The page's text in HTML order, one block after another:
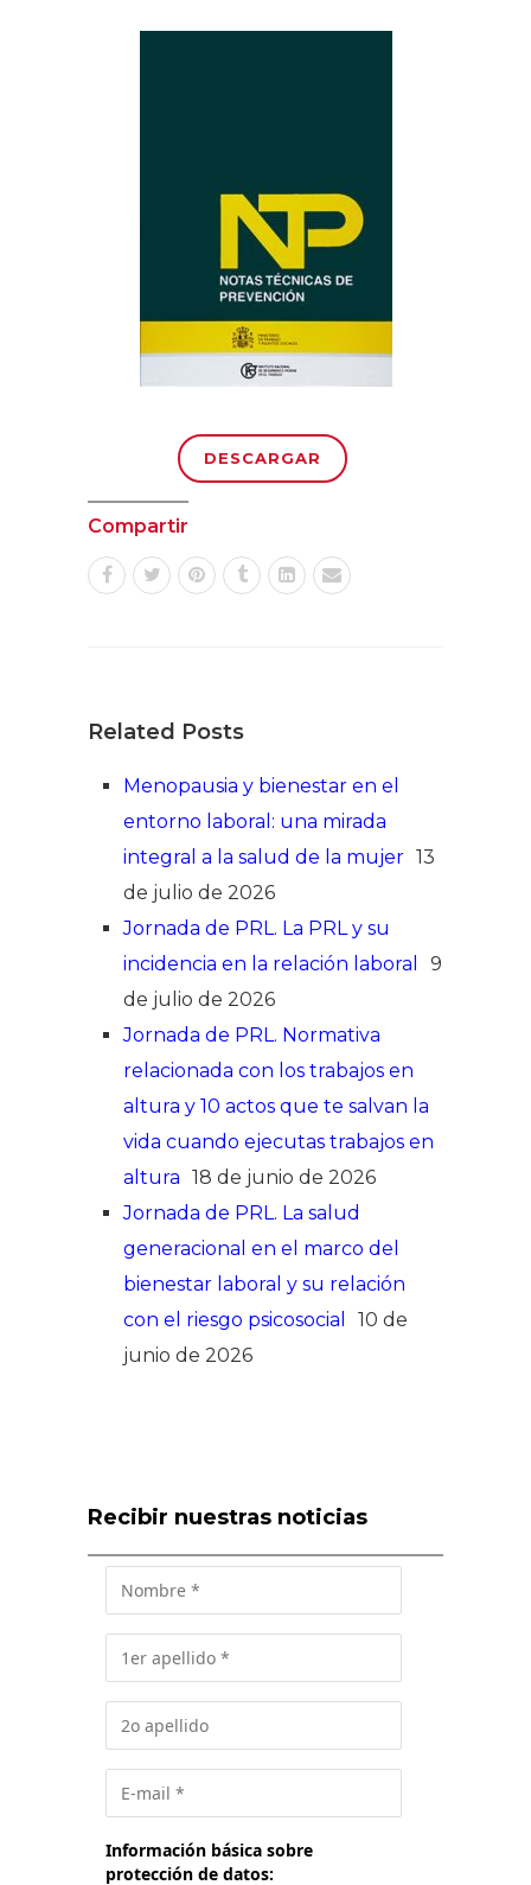
DESCARGAR
Compartir
Related Posts
Menopausia y bienestar en el
entorno laboral: una mirada
integral a la salud de la mujer 13
de julio de 2026
Jornada de PRL. La PRL y su
incidencia en la relación laboral
9
de julio de 2026
Jornada de PRL. Normativa
relacionada con los trabajos en
altura y 10 actos que te salvan la
vida cuando ejecutas trabajos en
altura 18 de junio de 2026
Jornada de PRL. La salud
generacional en el marco del
bienestar laboral y su relación
con el riesgo psicosocial
10 de
junio de 2026
Recibir nuestras noticias
Información básica sobre
protección de datos: